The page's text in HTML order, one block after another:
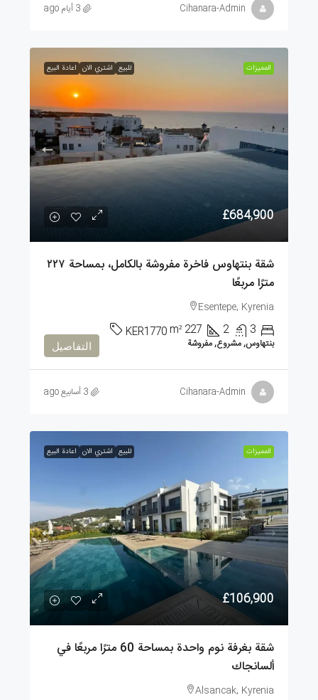
Cihanara-Admin 3 أيام ago
الممیزات للبيع اشتري الان اعادة البيع
£684,900
شقة بنتهاوس فاخرة مفروشة بالكامل، بمساحة ٢٢٧
مترًا مربعًا
Esentepe, Kyrenia
3
2
227
m²
KER1770
بنتهاوس, مشروع, مفروشة التفاصيل
Cihanara-Admin 3 أسابيع ago
الممیزات للبيع اشتري الان اعادة البيع
£106,900
شقة بغرفة نوم واحدة بمساحة 60 مترًا مربعًا في
ألسانجاك
Alsancak, Kyrenia